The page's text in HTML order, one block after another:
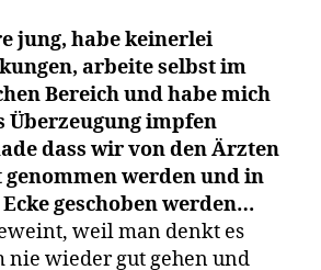
jung, habe keinerlei
arbeite selbst im
Bereich und habe mich
Überzeugung impfen
dass wir von den Ärzten
werden und in
Ecke geschoben werden…
weil man denkt es
wieder gut gehen und